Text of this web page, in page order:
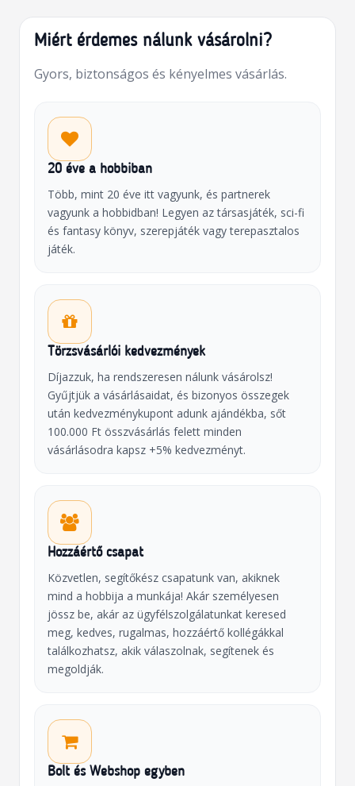
Miért érdemes nálunk vásárolni?
Gyors, biztonságos és kényelmes vásárlás.
20 éve a hobbiban
Több, mint 20 éve itt vagyunk, és partnerek
vagyunk a hobbidban! Legyen az társasjáték, sci-fi
és fantasy könyv, szerepjáték vagy terepasztalos
játék.
Törzsvásárlói kedvezmények
Díjazzuk, ha rendszeresen nálunk vásárolsz!
Gyűjtjük a vásárlásaidat, és bizonyos összegek
után kedvezménykupont adunk ajándékba, sőt
100.000 Ft összvásárlás felett minden
vásárlásodra kapsz +5% kedvezményt.
Hozzáértő csapat
Közvetlen, segítőkész csapatunk van, akiknek
mind a hobbija a munkája! Akár személyesen
jössz be, akár az ügyfélszolgálatunkat keresed
meg, kedves, rugalmas, hozzáértő kollégákkal
találkozhatsz, akik válaszolnak, segítenek és
megoldják.
Bolt és Webshop egyben